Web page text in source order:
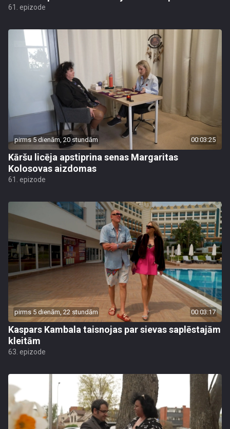
61. epizode
pirms 5 dienām, 20 stundām 00:03:25
Kāršu licēja apstiprina senas Margaritas
Kolosovas aizdomas
61. epizode
pirms 5 dienām, 22 stundām 00:03:17
Kaspars Kambala taisnojas par sievas saplēstajām
kleitām
63. epizode